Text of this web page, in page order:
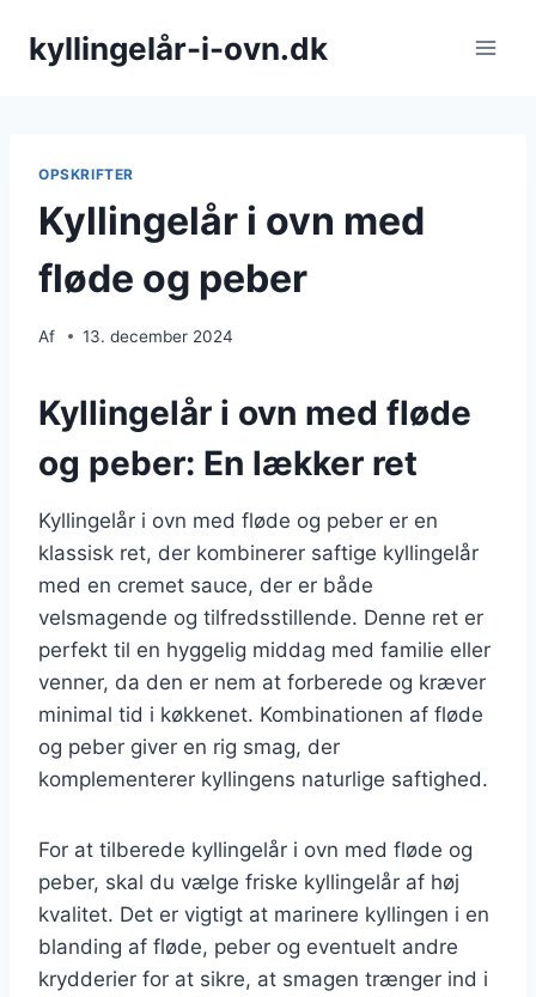
kyllingelår-i-ovn.dk
OPSKRIFTER
Kyllingelår i ovn med
fløde og peber
Af 13. december 2024
Kyllingelår i ovn med fløde
og peber: En lækker ret
Kyllingelår i ovn med fløde og peber er en
klassisk ret, der kombinerer saftige kyllingelår
med en cremet sauce, der er både
velsmagende og tilfredsstillende. Denne ret er
perfekt til en hyggelig middag med familie eller
venner, da den er nem at forberede og kræver
minimal tid i køkkenet. Kombinationen af fløde
og peber giver en rig smag, der
komplementerer kyllingens naturlige saftighed.
For at tilberede kyllingelår i ovn med fløde og
peber, skal du vælge friske kyllingelår af høj
kvalitet. Det er vigtigt at marinere kyllingen i en
blanding af fløde, peber og eventuelt andre
krydderier for at sikre, at smagen trænger ind i